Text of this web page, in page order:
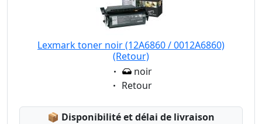
Lexmark toner noir (12A6860 / 0012A6860)
(Retour)
Eigenschaft:
noir
Eigenschaft:
Retour
📦 Lagerstatus:
Disponibilité et délai de livraison